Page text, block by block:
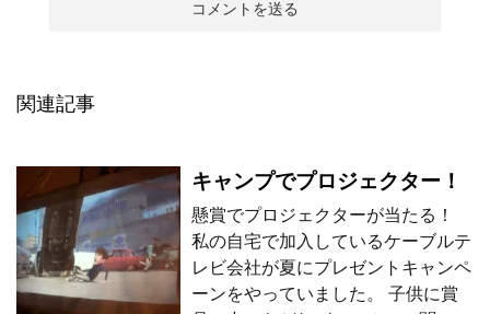
関連記事
キャンプでプロジェクター！
懸賞でプロジェクターが当たる！
私の自宅で加入しているケーブルテ
レビ会社が夏にプレゼントキャンペ
ーンをやっていました。 子供に賞